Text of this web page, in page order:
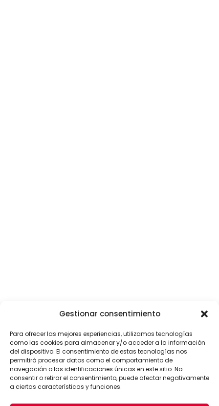
Gestionar consentimiento
Para ofrecer las mejores experiencias, utilizamos tecnologías
como las cookies para almacenar y/o acceder a la información
del dispositivo. El consentimiento de estas tecnologías nos
permitirá procesar datos como el comportamiento de
navegación o las identificaciones únicas en este sitio. No
consentir o retirar el consentimiento, puede afectar negativamente
a ciertas características y funciones.